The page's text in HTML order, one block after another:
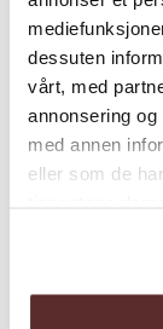
dessuten
vårt, med
annonsering
med annen
eller som de